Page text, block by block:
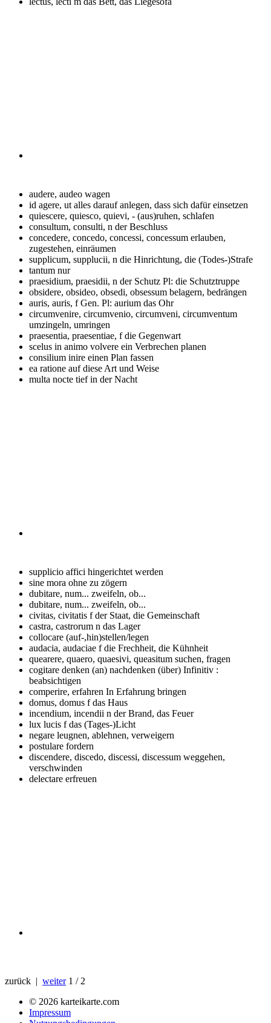
audere, audeo wagen
id agere, ut alles darauf anlegen, dass sich dafür einsetzen
quiescere, quiesco, quievi, - (aus)ruhen, schlafen
consultum, consulti, n der Beschluss
concedere, concedo, concessi, concessum erlauben,
zugestehen, einräumen
supplicum, supplucii, n die Hinrichtung, die (Todes-)Strafe
tantum nur
praesidium, praesidii, n der Schutz Pl: die Schutztruppe
obsidere, obsideo, obsedi, obsessum belagern, bedrängen
auris, auris, f Gen. Pl: aurium das Ohr
circumvenire, circumvenio, circumveni, circumventum
umzingeln, umringen
praesentia, praesentiae, fdie Gegenwart
scelus in animo volvere ein Verbrechen planen
consilium inire einen Plan fassen
ea ratione auf diese Art und Weise
multa nocte tief in der Nacht
supplicio affici hingerichtet werden
sine mora ohne zu zögern
dubitare, num... zweifeln, ob...
dubitare, num... zweifeln, ob...
civitas, civitatis fder Staat, die Gemeinschaft
castra, castrorum n das Lager
collocare (auf-,hin)stellen/legen
audacia, audaciae fdie Frechheit, die Kühnheit
quearere, quaero, quaesivi, queasitum suchen, fragen
cogitare denken (an) nachdenken (über) Infinitiv :
beabsichtigen
comperire, erfahren In Erfahrung bringen
domus, domus fdas Haus
incendium, incendii n der Brand, das Feuer
lux lucis fdas (Tages-)Licht
negare leugnen, ablehnen, verweigern
postulare fordern
discendere, discedo, discessi, discessum weggehen,
verschwinden
delectare erfreuen
zurück | weiter 1 / 2
© 2026 karteikarte.com
Impressum